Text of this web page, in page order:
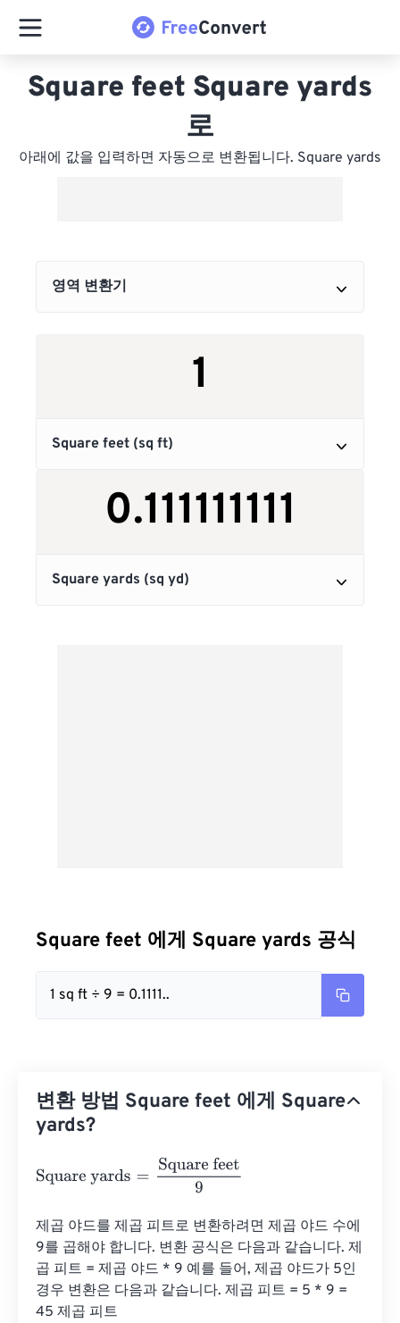
Square feet Square yards
로
아래에 값을 입력하면 자동으로 변환됩니다. Square yards
Square feet 에게 Square yards 공식
1 sq ft ÷ 9 = 0.1111..
변환 방법 Square feet 에게 Square
yards?
Square yards = Square feet9
제곱 야드를 제곱 피트로 변환하려면 제곱 야드 수에
9를 곱해야 합니다. 변환 공식은 다음과 같습니다. 제
곱 피트 = 제곱 야드 * 9 예를 들어, 제곱 야드가 5인
경우 변환은 다음과 같습니다. 제곱 피트 = 5 * 9 =
45 제곱 피트